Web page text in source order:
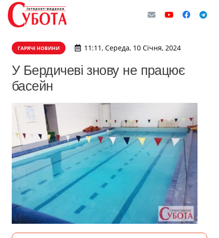
ГАРЯЧІ НОВИНИ 11:11, Середа, 10 Січня, 2024
У Бердичеві знову не працює
басейн